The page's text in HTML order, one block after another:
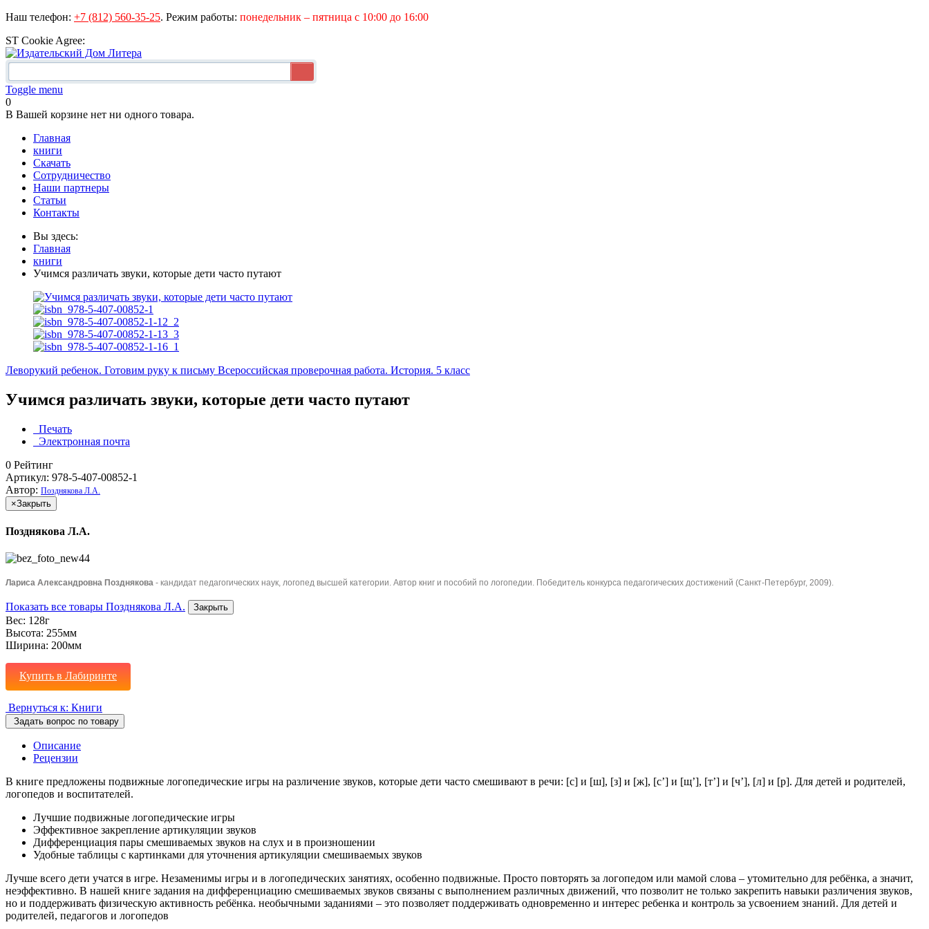
Наш телефон: +7 (812) 560-35-25. Режим работы: понедельник – пятница с 10:00 до 16:00
ST Cookie Agree:
Toggle menu
0
В Вашей корзине нет ни одного товара.
Главная
книги
Скачать
Сотрудничество
Наши партнеры
Статьи
Контакты
Вы здесь:
Главная
книги
Учимся различать звуки, которые дети часто путают
Леворукий ребенок. Готовим руку к письму Всероссийская проверочная работа. История. 5 класс
Учимся различать звуки, которые дети часто путают
Печать
Электронная почта
0 Рейтинг
Артикул: 978-5-407-00852-1
Автор: Позднякова Л.А.
×Закрыть
Позднякова Л.А.
Лариса Александровна Позднякова - кандидат педагогических наук, логопед высшей категории. Автор книг и пособий по логопедии. Победитель конкурса педагогических достижений (Санкт-Петербург, 2009).
Показать все товары Позднякова Л.А. Закрыть
Вес: 128г
Высота: 255мм
Ширина: 200мм
Купить в Лабиринте
Вернуться к: Книги
Задать вопрос по товару
Описание
Рецензии
В книге предложены подвижные логопедические игры на различение звуков, которые дети часто смешивают в речи: [с] и [ш], [з] и [ж], [с’] и [щ’], [т’] и [ч’], [л] и [р]. Для детей и родителей,
логопедов и воспитателей.
Лучшие подвижные логопедические игры
Эффективное закрепление артикуляции звуков
Дифференциация пары смешиваемых звуков на слух и в произношении
Удобные таблицы с картинками для уточнения артикуляции смешиваемых звуков
Лучше всего дети учатся в игре. Незаменимы игры и в логопедических занятиях, особенно подвижные. Просто повторять за логопедом или мамой слова – утомительно для ребёнка, а значит,
неэффективно. В нашей книге задания на дифференциацию смешиваемых звуков связаны с выполнением различных движений, что позволит не только закрепить навыки различения звуков,
но и поддерживать физическую активность ребёнка. необычными заданиями – это позволяет поддерживать одновременно и интерес ребенка и контроль за усвоением знаний. Для детей и
родителей, педагогов и логопедов